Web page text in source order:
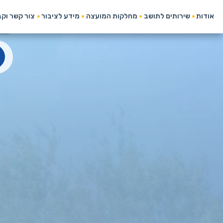
אודות שירותים לתושב מחלקות המועצה מידע לציבור צור קשר המועצה המקומית כפר